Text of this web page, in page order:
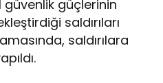
güvenlik güçlerinin
saldırıları
saldırılara